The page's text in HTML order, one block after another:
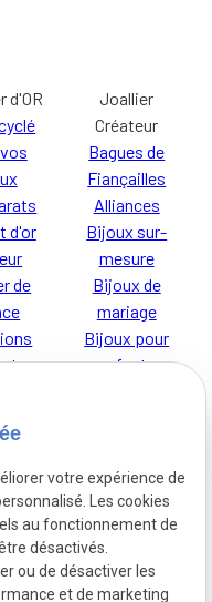
d'OR
d'or
de
Joallier
Créateur
Bagues de
Fiançailles
Alliances
Bijoux sur-
mesure
Bijoux de
mariage
Bijoux pour
enfants
Mentions
légales
Politique de
votre expérience de
Les cookies
au fonctionnement de
désactivés.
ou de désactiver les
et de marketing